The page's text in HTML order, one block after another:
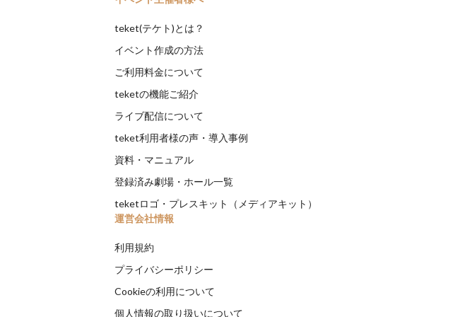
teket(テケト)とは？
イベント作成の方法
ご利用料金について
teketの機能ご紹介
ライブ配信について
teket利用者様の声・導入事例
資料・マニュアル
登録済み劇場・ホール一覧
teketロゴ・プレスキット（メディアキット）
運営会社情報
利用規約
プライバシーポリシー
Cookieの利用について
個人情報の取り扱いについて